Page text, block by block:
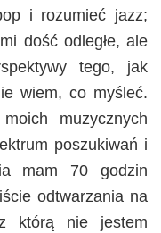
i rozumieć jazz;
dość odległe, ale
tego, jak
wiem, co myśleć.
muzycznych
poszukiwań i
mam 70 godzin
odtwarzania na
którą nie jestem